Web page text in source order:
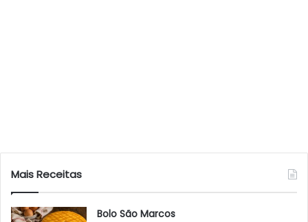
Mais Receitas
Bolo São Marcos